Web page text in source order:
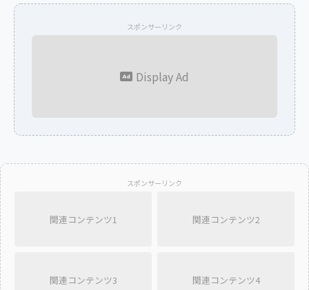
スポンサーリンク
Display Ad
スポンサーリンク
関連コンテンツ1 関連コンテンツ2
関連コンテンツ3 関連コンテンツ4